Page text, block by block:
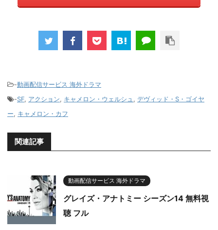
-動画配信サービス 海外ドラマ
-SF, アクション, キャメロン・ウェルシュ , デヴィッド・S・ゴイヤ
ー, キャメロン・カフ
関連記事
動画配信サービス 海外ドラマ
グレイズ・アナトミー シーズン14 無料視
聴 フル